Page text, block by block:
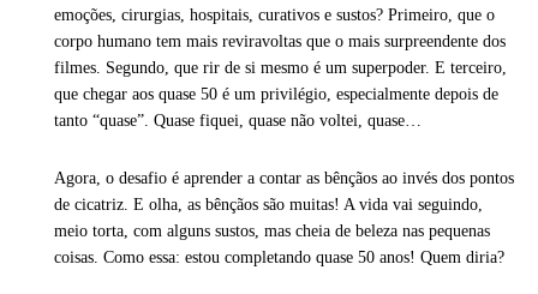
emoções, cirurgias, hospitais, curativos e sustos? Primeiro, que o
corpo humano tem mais reviravoltas que o mais surpreendente dos
filmes. Segundo, que rir de si mesmo é um superpoder. E terceiro,
que chegar aos quase 50 é um privilégio, especialmente depois de
tanto “quase”. Quase fiquei, quase não voltei, quase…
Agora, o desafio é aprender a contar as bênçãos ao invés dos pontos
de cicatriz. E olha, as bênçãos são muitas! A vida vai seguindo,
meio torta, com alguns sustos, mas cheia de beleza nas pequenas
coisas. Como essa: estou completando quase 50 anos! Quem diria?